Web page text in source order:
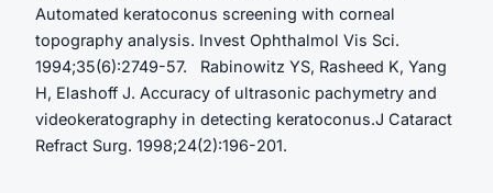
Automated keratoconus screening with corneal
topography analysis. Invest Ophthalmol Vis Sci.
1994;35(6):2749-57. Rabinowitz YS, Rasheed K, Yang
H, Elashoff J. Accuracy of ultrasonic pachymetry and
videokeratography in detecting keratoconus.J Cataract
Refract Surg. 1998;24(2):196-201.